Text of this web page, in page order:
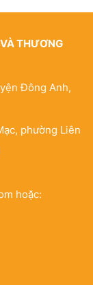
THƯƠNG
Đông Anh,
phường Liên
hoặc: